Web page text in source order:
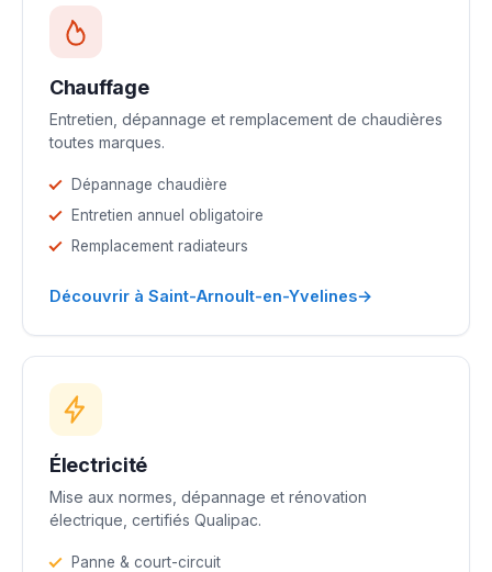
Chauffage
Entretien, dépannage et remplacement de chaudières
toutes marques.
Dépannage chaudière
Entretien annuel obligatoire
Remplacement radiateurs
Découvrir à Saint-Arnoult-en-Yvelines→
Électricité
Mise aux normes, dépannage et rénovation
électrique, certifiés Qualipac.
Panne & court-circuit